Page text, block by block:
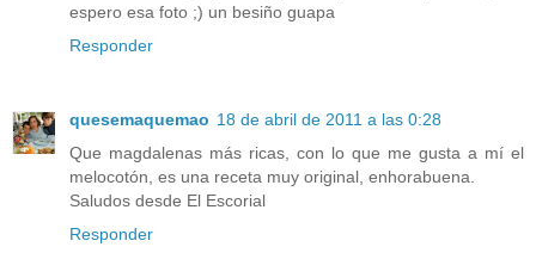
espero esa foto ;) un besiño guapa
Responder
quesemaquemao 18 de abril de 2011 a las 0:28
Que magdalenas más ricas, con lo que me gusta a mí el
melocotón, es una receta muy original, enhorabuena.
Saludos desde El Escorial
Responder